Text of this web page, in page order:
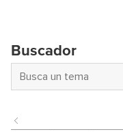
Buscador